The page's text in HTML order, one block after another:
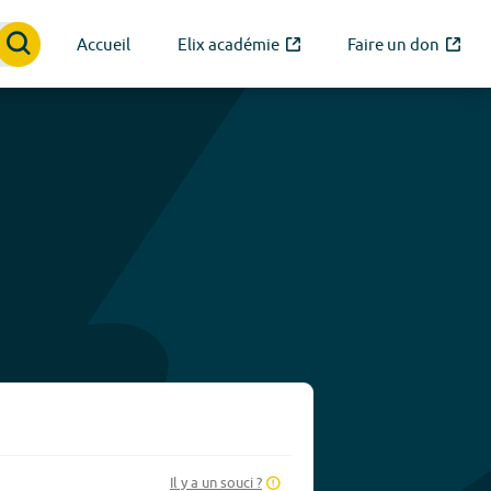
Accueil Elix académie Faire un don
Il y a un souci ?